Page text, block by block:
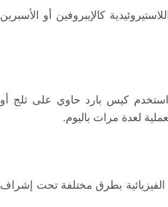
كالإيبروفين أو الأسبرين
استخدم كيس بارد حاوي على ثلج أو
الفيزيائية بطرق مختلفة تحت إشراف